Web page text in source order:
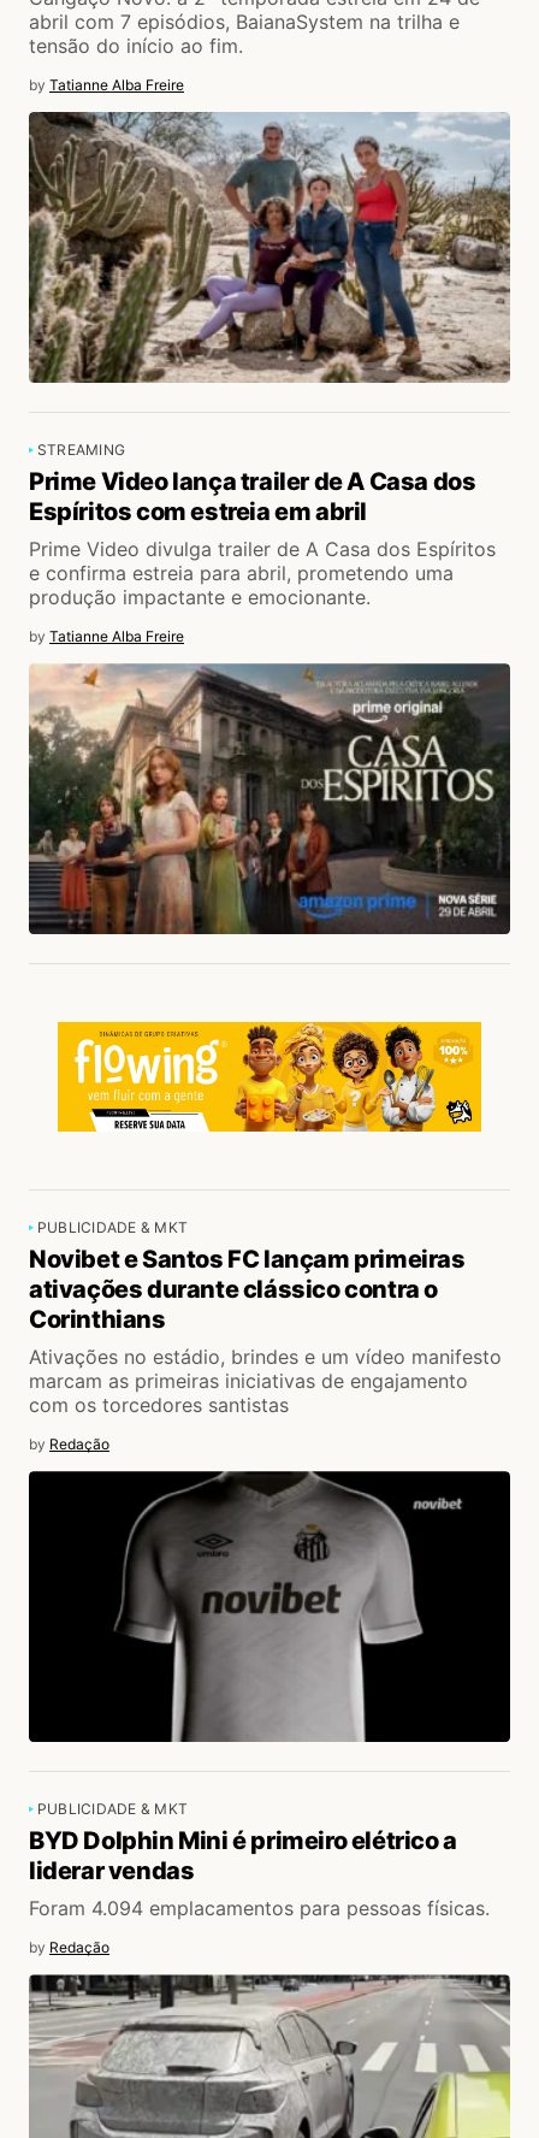
abril com 7 episódios, BaianaSystem na trilha e
tensão do início ao fim.
by Tatianne Alba Freire
STREAMING
Prime Video lança trailer de A Casa dos
Espíritos com estreia em abril
Prime Video divulga trailer de A Casa dos Espíritos
e confirma estreia para abril, prometendo uma
produção impactante e emocionante.
by Tatianne Alba Freire
PUBLICIDADE & MKT
Novibet e Santos FC lançam primeiras
ativações durante clássico contra o
Corinthians
Ativações no estádio, brindes e um vídeo manifesto
marcam as primeiras iniciativas de engajamento
com os torcedores santistas
by Redação
PUBLICIDADE & MKT
BYD Dolphin Mini é primeiro elétrico a
liderar vendas
Foram 4.094 emplacamentos para pessoas físicas.
by Redação